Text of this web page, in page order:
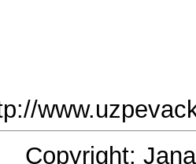
Copyright: